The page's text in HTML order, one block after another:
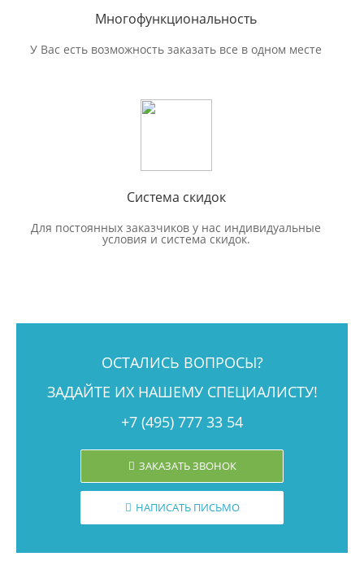
Многофункциональность
У Вас есть возможность заказать все в одном месте
Система скидок
Для постоянных заказчиков у нас индивидуальные
условия и система скидок.
ОСТАЛИСЬ ВОПРОСЫ?
ЗАДАЙТЕ ИХ НАШЕМУ СПЕЦИАЛИСТУ!
+7 (495) 777 33 54
ЗАКАЗАТЬ ЗВОНОК
НАПИСАТЬ ПИСЬМО